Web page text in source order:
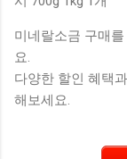
미네랄소금 구매
요.
다양한 할인 혜택
해보세요.